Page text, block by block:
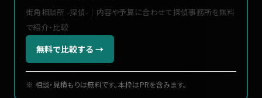
街角相談所 -探偵-｜内容や予算に合わせて探偵事務所を無料
で紹介・比較
無料で比較する →
※ 相談・見積もりは無料です。本枠はPRを含みます。